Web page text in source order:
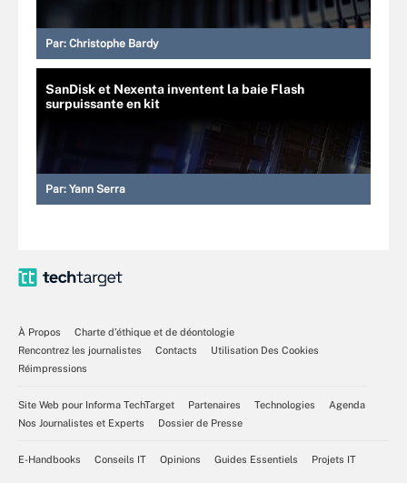
Par: Christophe Bardy
SanDisk et Nexenta inventent la baie Flash
surpuissante en kit
Par: Yann Serra
À Propos
Charte d’éthique et de déontologie
Rencontrez les journalistes
Contacts
Utilisation Des Cookies
Réimpressions
Site Web pour Informa TechTarget Partenaires Technologies
Agenda
Nos Journalistes et Experts
Dossier de Presse
E-Handbooks Conseils IT Opinions Guides Essentiels Projets IT